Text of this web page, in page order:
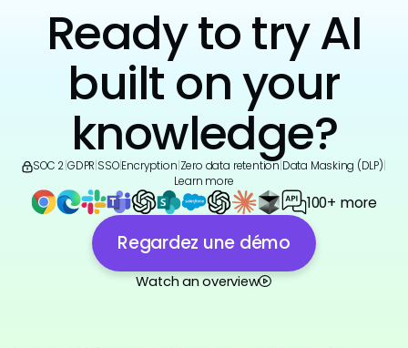
Ready to try AI
built on your
knowledge?
SOC 2 GDPR SSO|Encryption Zero data retention Data Masking (DLP)
Learn more
100+ more
Regardez une démo
Watch an overview